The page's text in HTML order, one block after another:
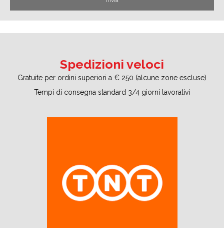
Spedizioni veloci
Gratuite per ordini superiori a € 250 (alcune zone escluse)
Tempi di consegna standard 3/4 giorni lavorativi